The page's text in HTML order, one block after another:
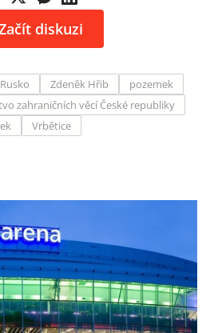
diskuzi
Rusko Zdeněk Hřib
pozemek
zahraničních věcí České republiky
Vrbětice